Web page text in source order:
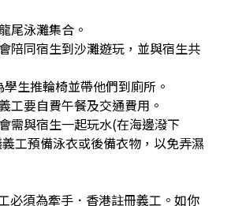
尾泳灘集合。
陪同宿生到沙灘遊玩，並與宿生共
生推輪椅並帶他們到廁所。
工要自費午餐及交通費用。
需與宿生一起玩水(在海邊潑下
工預備泳衣或後備衣物，以免弄濕
必須為牽手．香港註冊義工。如你